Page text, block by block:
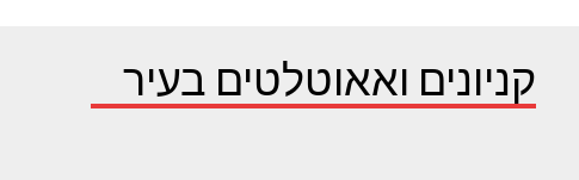
קניונים ואאוטלטים בעיר